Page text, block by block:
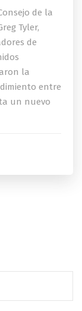
de la
Tyler,
de
la
entre
un nuevo